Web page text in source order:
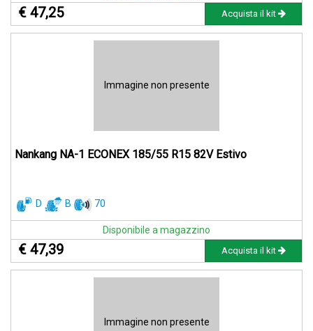
€ 47,25 Acquista il kit
Immagine non presente
Nankang NA-1 ECONEX 185/55 R15 82V Estivo
D B 70
Disponibile a magazzino
€ 47,39 Acquista il kit
Immagine non presente